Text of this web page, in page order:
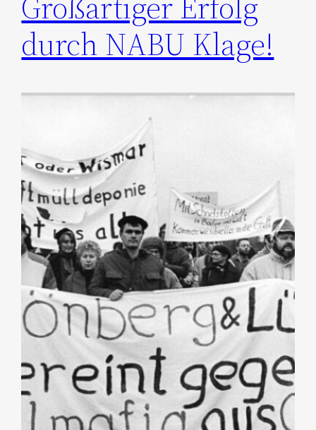
durch NABU Klage!